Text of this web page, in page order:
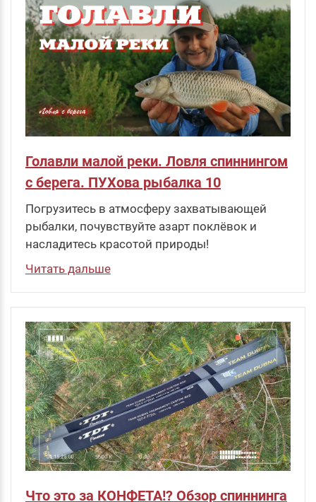
Голавли малой реки. Ловля спиннингом
с берега. ПУХова рыбалка 10
Погрузитесь в атмосферу захватывающей
рыбалки, почувствуйте азарт поклёвок и
насладитесь красотой природы!
Читать дальше
Что это за КОНФЕТА!? Обзор спиннинга